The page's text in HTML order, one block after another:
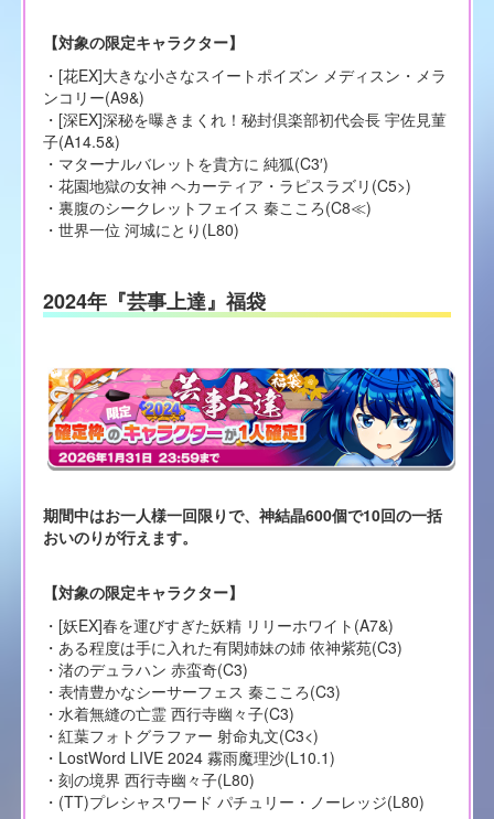
【対象の限定キャラクター】
・[花EX]大きな小さなスイートポイズン メディスン・メラ
ンコリー(A9&)
・[深EX]深秘を曝きまくれ！秘封倶楽部初代会長 宇佐見菫
子(A14.5&)
・マターナルバレットを貴方に 純狐(C3′)
・花園地獄の女神 ヘカーティア・ラピスラズリ(C5>)
・裏腹のシークレットフェイス 秦こころ(C8≪)
・世界一位 河城にとり(L80)
2024年『芸事上達』福袋
期間中はお一人様一回限りで、神結晶600個で10回の一括
おいのりが行えます。
【対象の限定キャラクター】
・[妖EX]春を運びすぎた妖精 リリーホワイト(A7&)
・ある程度は手に入れた有閑姉妹の姉 依神紫苑(C3)
・渚のデュラハン 赤蛮奇(C3)
・表情豊かなシーサーフェス 秦こころ(C3)
・水着無縫の亡霊 西行寺幽々子(C3)
・紅葉フォトグラファー 射命丸文(C3<)
・LostWord LIVE 2024 霧雨魔理沙(L10.1)
・刻の境界 西行寺幽々子(L80)
・(TT)プレシャスワード パチュリー・ノーレッジ(L80)